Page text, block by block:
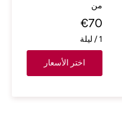
من
€70
1
/ ليلة
اختر الأسعار